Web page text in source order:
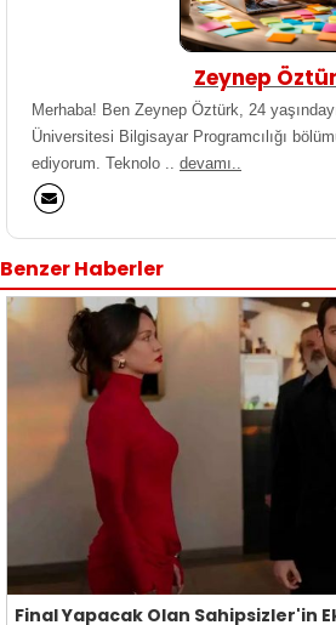
Zeynep
Merhaba! Ben Zeynep Öztürk, 24
Üniversitesi Bilgisayar Programcılığı
ediyorum. Teknolo .. devamı..
Benzer Haberler
Final Yapacak Olan Sahipsizler'in